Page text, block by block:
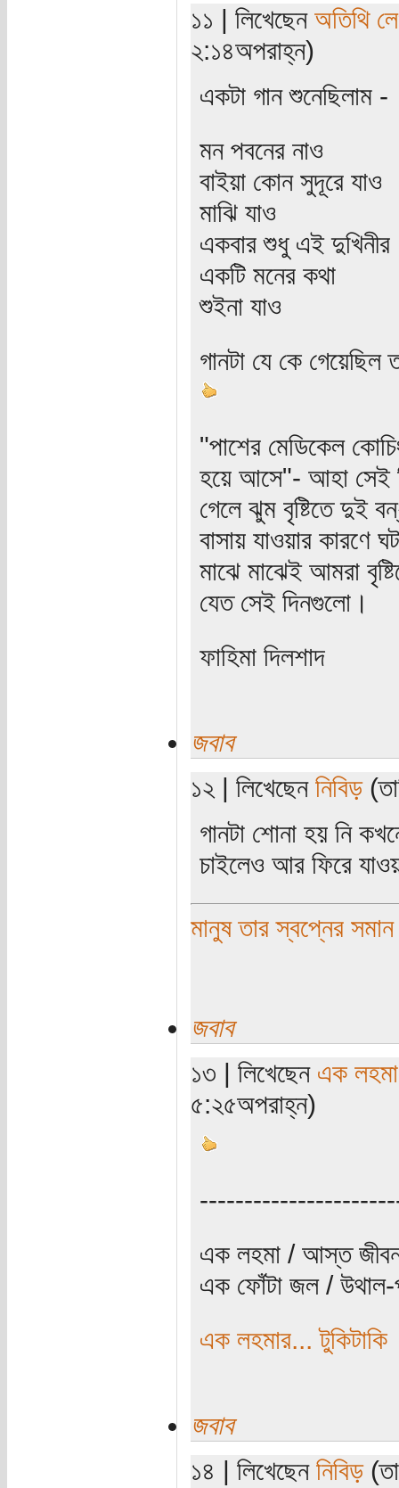
১১ | লিখেছেন অতিথি
২:১৪অপরাহ্ন)
একটা গান শুনেছিলাম -
মন পবনের নাও
বাইয়া কোন সুদূরে যাও
মাঝি যাও
একবার শুধু এই দুখিনীর
একটি মনের কথা
শুইনা যাও
গানটা যে কে
"পাশের মেডিকেল
হয়ে আসে"- আহা সেই
গেলে ঝুম বৃষ্টিতে দুই
বাসায় যাওয়ার কারণে
মাঝে মাঝেই আমরা
যেত সেই দিনগুলো।
ফাহিমা দিলশাদ
জবাব
১২ | লিখেছেন নিবিড়
গানটা শোনা হয় নি
চাইলেও আর ফিরে
মানুষ তার স্বপ্নের
জবাব
১৩ | লিখেছেন এক লহমা
৫:২৫অপরাহ্ন)
এক লহমা / আস্ত
এক ফোঁটা জল /
এক লহমার... টুকিটাকি
জবাব
১৪ | লিখেছেন নিবিড়